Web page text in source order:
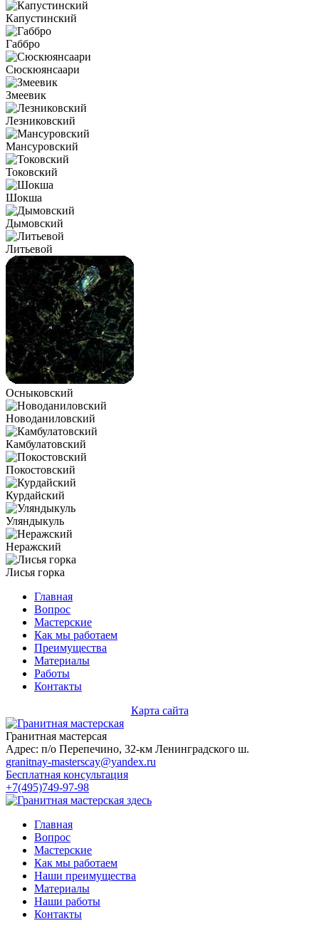
Капустинский
Габбро
Сюскюянсаари
Змеевик
Лезниковский
Мансуровский
Токовский
Шокша
Дымовский
Литьевой
Осныковский
Новоданиловский
Камбулатовский
Покостовский
Курдайский
Уляндыкуль
Неражский
Лисья горка
Главная
Вопрос
Мастерские
Как мы работаем
Преимущества
Материалы
Работы
Контакты
Карта сайта
Гранитная мастерсая
Адрес: п/о Перепечино, 32-км Ленинградского ш.
granitnay-masterscay@yandex.ru
Бесплатная консультация
+7(495)749-97-98
Главная
Вопрос
Мастерские
Как мы работаем
Наши преимущества
Материалы
Наши работы
Контакты